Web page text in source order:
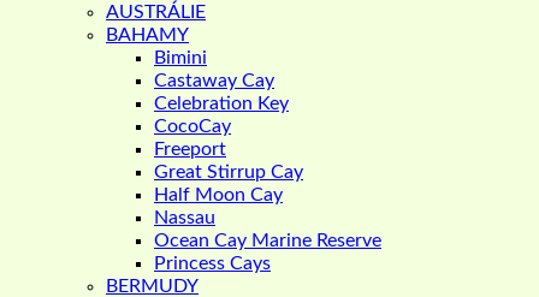
AUSTRÁLIE
BAHAMY
Bimini
Castaway Cay
Celebration Key
CocoCay
Freeport
Great Stirrup Cay
Half Moon Cay
Nassau
Ocean Cay Marine Reserve
Princess Cays
BERMUDY